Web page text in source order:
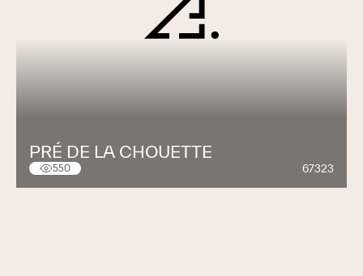
PRÉ DE LA CHOUETTE
550 67323